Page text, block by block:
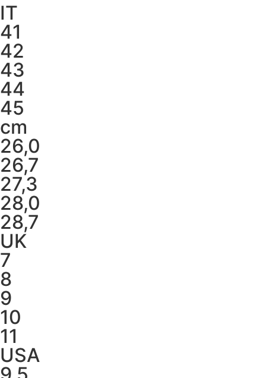
IT
41
42
43
44
45
cm
26,0
26,7
27,3
28,0
28,7
UK
7
8
9
10
11
USA